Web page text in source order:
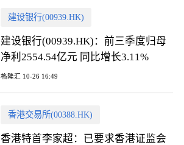
建设银行(00939.HK)
建设银行(00939.HK)：前三季度归母
净利2554.54亿元 同比增长3.11%
格隆汇 10-26 16:49
香港交易所(00388.HK)
香港特首李家超：已要求香港证监会